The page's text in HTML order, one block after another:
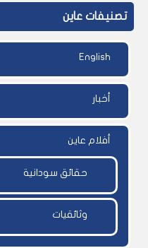
تصنيفات عاين
English
أخبار
أفلام عاين
حقائق سودانية
وثائقيات